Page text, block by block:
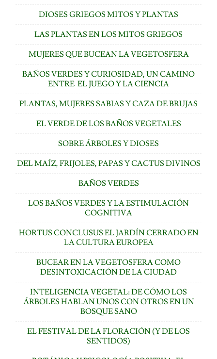
DIOSES GRIEGOS MITOS Y PLANTAS
LAS PLANTAS EN LOS MITOS GRIEGOS
MUJERES QUE BUCEAN LA VEGETOSFERA
BAÑOS VERDES Y CURIOSIDAD, UN CAMINO
ENTRE EL JUEGO Y LA CIENCIA
PLANTAS, MUJERES SABIAS Y CAZA DE BRUJAS
EL VERDE DE LOS BAÑOS VEGETALES
SOBRE ÁRBOLES Y DIOSES
DEL MAÍZ, FRIJOLES, PAPAS Y CACTUS DIVINOS
BAÑOS VERDES
LOS BAÑOS VERDES Y LA ESTIMULACIÓN
COGNITIVA
HORTUS CONCLUSUS EL JARDÍN CERRADO EN
LA CULTURA EUROPEA
BUCEAR EN LA VEGETOSFERA COMO
DESINTOXICACIÓN DE LA CIUDAD
INTELIGENCIA VEGETAL: DE CÓMO LOS
ÁRBOLES HABLAN UNOS CON OTROS EN UN
BOSQUE SANO
EL FESTIVAL DE LA FLORACIÓN (Y DE LOS
SENTIDOS)